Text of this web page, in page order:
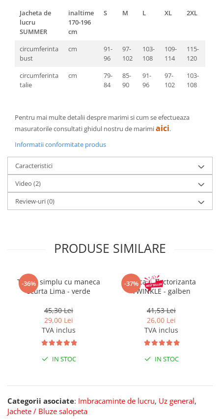
Veste de lucru
Jacheta de
lucru
SUMMER
inaltime
170-196
cm
S M L XL 2XL
circumferinta
bust
cm
91-
96
97-
102
103-
108
109-
114
115-
120
circumferinta
talie
cm
79-
84
85-
90
91-
96
97-
102
103-
108
Pentru mai multe detalii despre marimi si cum se efectueaza
masuratorile consultati ghidul nostru de marimiaici.
Informatii conformitate produs
Caracteristici
Video (2)
Review-uri(0)
PRODUSE SIMILARE
-36%
Tricou simplu cu maneca
scurta Lima - verde
45,30 Lei
29,00 Lei
TVA inclus
IN STOC
-37%
Sapca reflectorizanta
TWINKLE - galben
41,53 Lei
26,00 Lei
TVA inclus
IN STOC
Categorii asociate: Imbracaminte de lucru, Uz general,
Jachete / Bluze salopeta